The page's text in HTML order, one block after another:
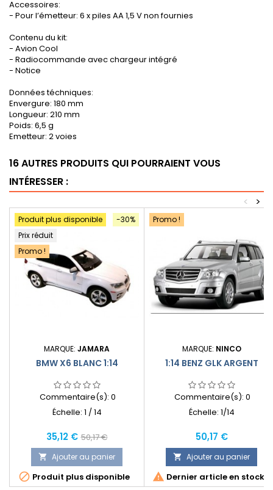
Accessoires:
- Pour l’émetteur: 6 x piles AA 1,5 V non fournies
Contenu du kit:
- Avion Cool
- Radiocommande avec chargeur intégré
- Notice
Données téchniques:
Envergure: 180 mm
Longueur: 210 mm
Poids: 6,5 g
Emetteur: 2 voies
16 AUTRES PRODUITS QUI POURRAIENT VOUS
INTÉRESSER :
>
<
-30%
Produit plus disponible
Prix réduit
Promo !
MARQUE: JAMARA
BMW X6 BLANC 1:14
Commentaire(s): 0
Échelle: 1 / 14
Prix
35,12 € Prix
normal
50,17 €
 Ajouter au panier
 Produit plus disponible
Promo !
MARQUE: NINCO
1:14 BENZ GLK ARGENT
Commentaire(s): 0
Échelle: 1/14
Prix
50,17 €
 Ajouter au panier
 Dernier article en stock